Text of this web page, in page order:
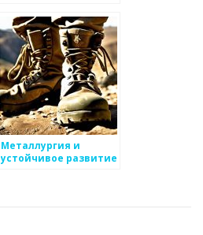
металлургии
Металлургия и
устойчивое развитие